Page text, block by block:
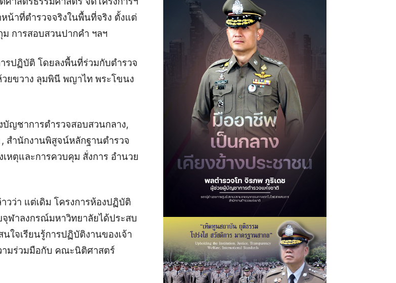
น้าที่ตำรวจจริงในพื้นที่จริง ตั้งแต่
การสอบสวนปากคำ ฯลฯ
รปฏิบัติ โดยลงพื้นที่ร่วมกับตำรวจ
ยขวาง ลุมพินี พญาไท พระโขนง
ญชาการตำรวจสอบสวนกลาง,
สำนักงานพิสูจน์หลักฐานตำรวจ
หตุและการควบคุม สั่งการ อำนวย
วว่า แต่เดิม โครงการห้องปฏิบัติ
ฬาลงกรณ์มหาวิทยาลัยได้ประสบ
ใจเรียนรู้การปฏิบัติงานของเจ้า
ามร่วมมือกับ คณะนิติศาสตร์